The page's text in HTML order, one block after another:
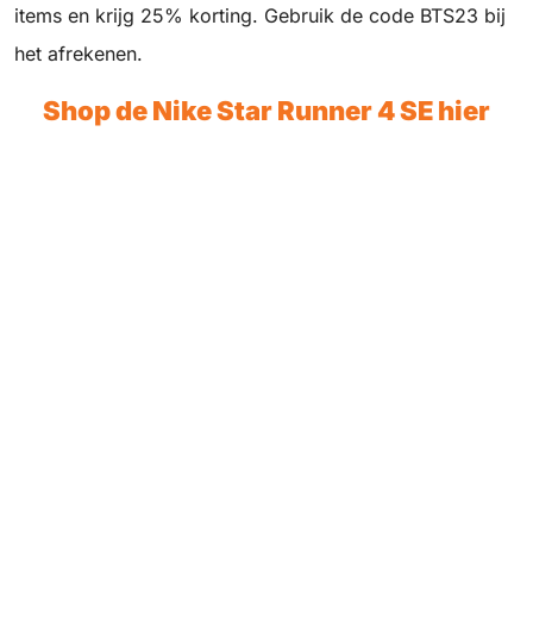
items en krijg 25% korting. Gebruik de code BTS23 bij
het afrekenen.
Shop de Nike Star Runner 4 SE hier